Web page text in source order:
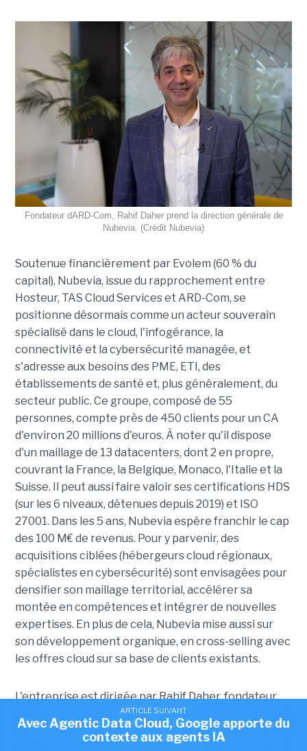
ARTICLE SUIVANT
Trois hébergeurs français fusionnent pour
créer Nubevia
Fondateur dARD-Com, Rahif Daher prend la direction générale de
Nubevia. (Crédit Nubevia)
Soutenue financièrement par Evolem (60 % du
capital), Nubevia, issue du rapprochement entre
Hosteur, TAS Cloud Services et ARD-Com, se
positionne désormais comme un acteur souverain
spécialisé dans le cloud, l'infogérance, la
connectivité et la cybersécurité managée, et
s'adresse aux besoins des PME, ETI, des
établissements de santé et, plus généralement, du
secteur public. Ce groupe, composé de 55
personnes, compte près de 450 clients pour un CA
d'environ 20 millions d'euros. À noter qu'il dispose
d'un maillage de 13 datacenters, dont 2 en propre,
couvrant la France, la Belgique, Monaco, l'Italie et la
Suisse. Il peut aussi faire valoir ses certifications HDS
(sur les 6 niveaux, détenues depuis 2019) et ISO
27001. Dans les 5 ans, Nubevia espère franchir le cap
des 100 M€ de revenus. Pour y parvenir, des
acquisitions ciblées (hébergeurs cloud régionaux,
spécialistes en cybersécurité) sont envisagées pour
densifier son maillage territorial, accélérer sa
montée en compétences et intégrer de nouvelles
expertises. En plus de cela, Nubevia mise aussi sur
son développement organique, en cross-selling avec
les offres cloud sur sa base de clients existants.
L'entreprise est dirigée par Rahif Daher, fondateur
d'ARD-Com, aux côtés de Francesco De Simoni et de
Laurent Escart, respectivement anciens dirigeants
de TAS Cloud Services et d'Hosteur. « Nubevia est
ARTICLE SUIVANT
Avec Agentic Data Cloud, Google apporte du
contexte aux agents IA